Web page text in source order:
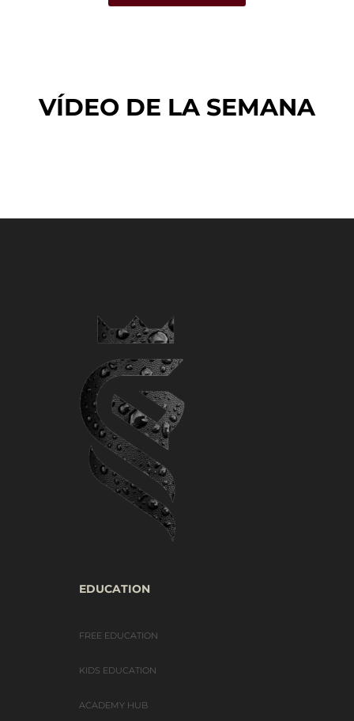
VÍDEO DE LA SEMANA
EDUCATION
FREE EDUCATION
KIDS EDUCATION
ACADEMY HUB